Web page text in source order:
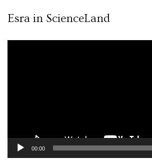
Esra in ScienceLand
00:00